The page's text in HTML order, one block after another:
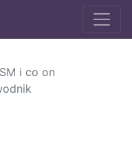
i co on